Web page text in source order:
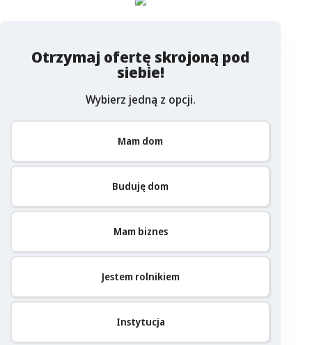
Otrzymaj ofertę skrojoną pod
siebie!
Wybierz jedną z opcji.
Mam dom
Buduję dom
Mam biznes
Jestem rolnikiem
Instytucja